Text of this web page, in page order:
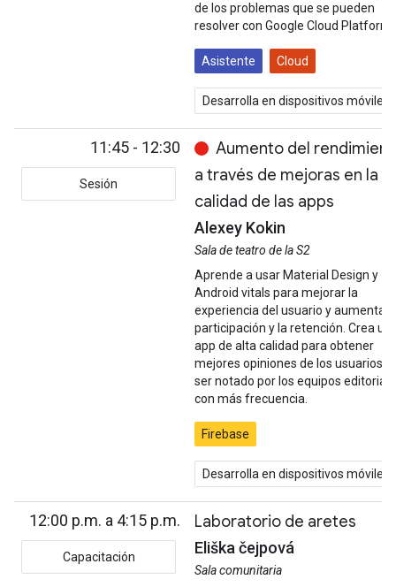
de los problemas que se pueden
resolver con Google Cloud Platform.
Asistente Cloud
Desarrolla en dispositivos móviles
11:45 - 12:30
Sesión
Aumento del
a través de mejoras en la
calidad de las apps
Alexey Kokin
Sala de teatro de la S2
Aprende a usar Material Design y
Android vitals para mejorar la
experiencia del usuario y aumentar
participación y la retención. Crea
app de alta calidad para obtener
mejores opiniones de los usuarios y
ser notado por los equipos
con más frecuencia.
Firebase
Desarrolla en dispositivos móviles
12:00 p.m. a 4:15 p.m.
Capacitación
Laboratorio de aretes
Eliška čejpová
Sala comunitaria